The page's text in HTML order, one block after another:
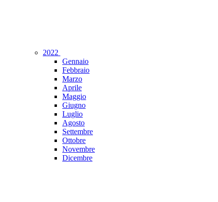
2022
Gennaio
Febbraio
Marzo
Aprile
Maggio
Giugno
Luglio
Agosto
Settembre
Ottobre
Novembre
Dicembre